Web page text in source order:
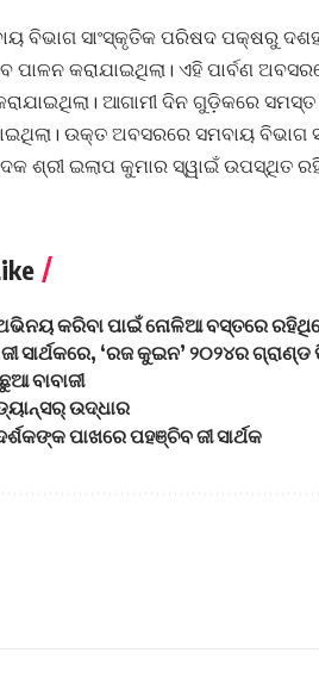
ବିଭାଗ ସାଂସ୍କୃତିକ ପରିଷଦ ପକ୍ଷରୁ
ପାଳନ କରାଯାଇଥିଲା। ଏହି ପାର୍ବଣ
ଆଗାମୀ ଦିନ ଗୁଡ଼ିକରେ
ଉକ୍ତ ଅବସରରେ ସମବାୟ ବିଭାଗ
ଶ୍ରୀ ଇଲାପ କୁମାର ସ୍ୱାଇଁ
କରିବା ପାଇଁ ନୋଳିଆ ବସ୍ତରେ
ସାର୍ଥକରେ, ‘ରଜ କୁଇନ’ ୨୦୨୪ର ଗ୍ରାଣ୍ଡ
ବାବାଜୀ
ଉଦ୍ଧାର
ପାଖରେ ପହଞ୍ଚିବ ଜୀ ସାର୍ଥକ